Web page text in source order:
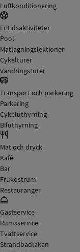
Luftkonditionering
Fritidsaktiviteter
Pool
Matlagningslektioner
Cykelturer
Vandringsturer
Transport och parkering
Parkering
Cykeluthyrning
Biluthyrning
Mat och dryck
Kafé
Bar
Frukostrum
Restauranger
Gästservice
Rumsservice
Tvättservice
Strandbadlakan